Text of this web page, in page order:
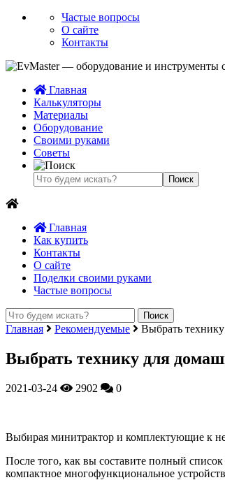
Частые вопросы
О сайте
Контакты
Главная
Калькуляторы
Материалы
Оборудование
Своими руками
Советы
Главная
Как купить
Контакты
О сайте
Поделки своими руками
Частые вопросы
Главная Рекомендуемые Выбрать
Выбрать технику для
2021-03-24 2902 0
Выбирая минитрактор и комплектующие к
После того, как вы составите полный
компактное многофункциональное